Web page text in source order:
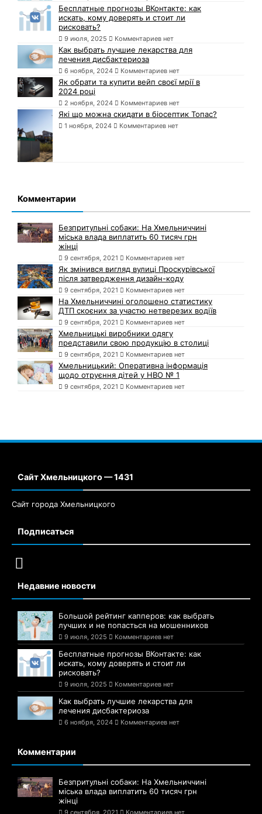
Бесплатные прогнозы ВКонтакте: как
искать, кому доверять и стоит ли
рисковать?
9 июля, 2025 Комментариев нет
Как выбрать лучшие лекарства для
лечения дисбактериоза
6 ноября, 2024 Комментариев нет
Як обрати та купити вейп своєї мрії в
2024 році
2 ноября, 2024 Комментариев нет
Які що можна скидати в біосептик Топас?
1 ноября, 2024 Комментариев нет
Комментарии
Безпритульні собаки: На Хмельниччині
міська влада виплатить 60 тисяч грн
жінці
9 сентября, 2021 Комментариев нет
Як змінився вигляд вулиці Проскурівської
після затвердження дизайн-коду
9 сентября, 2021 Комментариев нет
На Хмельниччині оголошено статистику
ДТП скоєних за участю нетверезих водіїв
9 сентября, 2021 Комментариев нет
Хмельницькі виробники одягу
представили свою продукцію в столиці
9 сентября, 2021 Комментариев нет
Хмельницький: Оперативна інформація
щодо отруєння дітей у НВО № 1
9 сентября, 2021 Комментариев нет
Сайт Хмельницкого — 1431
Сайт города Хмельницкого
Подписаться
Недавние новости
Большой рейтинг капперов: как выбрать
лучших и не попасться на мошенников
9 июля, 2025 Комментариев нет
Бесплатные прогнозы ВКонтакте: как
искать, кому доверять и стоит ли
рисковать?
9 июля, 2025 Комментариев нет
Как выбрать лучшие лекарства для
лечения дисбактериоза
6 ноября, 2024 Комментариев нет
Комментарии
Безпритульні собаки: На Хмельниччині
міська влада виплатить 60 тисяч грн
жінці
9 сентября, 2021 Комментариев нет